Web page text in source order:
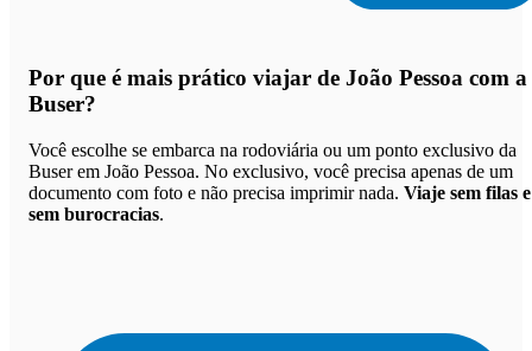
Por que é mais prático viajar de João Pessoa com a
Buser?
Você escolhe se embarca na rodoviária ou um ponto exclusivo da
Buser em João Pessoa. No exclusivo, você precisa apenas de um
documento com foto e não precisa imprimir nada. Viaje sem filas e
sem burocracias.